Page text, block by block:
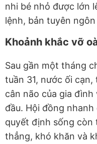
nhi bé nhỏ được lớn
lệnh, bản tuyên
Khoảnh khắc vỡ
Sau gần một tháng
tuần 31, nước ối
cân não của gia
đầu. Hội đồng
quyết định sống còn
thẳng, khó khăn và